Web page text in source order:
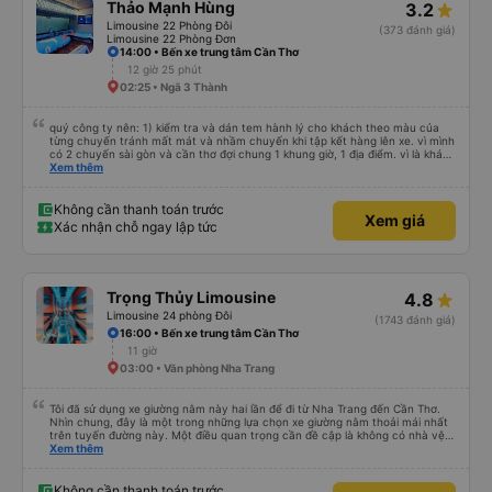
Thảo Mạnh Hùng
Limousine 22 Phòng Đôi
Limousine 22 Phòng Đơn
3.2
(373 đánh giá)
14:00 • Bến xe trung tâm Cần Thơ
12 giờ 25 phút
02:25 • Ngã 3 Thành
quý công ty nên: 1) kiểm tra và dán tem hành lý cho khách theo màu của
từng chuyến tránh mất mát và nhầm chuyến khi tập kết hàng lên xe. vì mình
có 2 chuyến sài gòn và cần thơ đợi chung 1 khung giờ, 1 địa điểm. vì là khách
thân thiết của quý công ty nên rất hài lòng và tin tưởng. tuy nhiên rất mong
thì chắc chắn quy công ty là nhà xe được yêu thích và lựa chọn số 1 quy
nhơn. rất cảm ơn quý anh chị em cty cũng như chị Thảo đã lắng nghe và
tiếp nhận. " khách hàng thân thiết nhiều năm của nhà xe từ thời sinh viên"
Xem thêm
Không cần thanh toán trước
Xác nhận chỗ ngay lập tức
Xem giá
Trọng Thủy Limousine
Limousine 24 phòng Đôi
4.8
(1743 đánh giá)
16:00 • Bến xe trung tâm Cần Thơ
11 giờ
03:00 • Văn phòng Nha Trang
Tôi đã sử dụng xe giường nằm này hai lần để đi từ Nha Trang đến Cần Thơ.
Nhìn chung, đây là một trong những lựa chọn xe giường nằm thoải mái nhất
trên tuyến đường này. Một điều quan trọng cần đề cập là không có nhà vệ
sinh trên xe, điều này có thể gây khó chịu trên một hành trình dài xuyên
chậm khoảng một tiếng, nhưng công ty đã thông báo trước cho tôi, nên tôi
Xem thêm